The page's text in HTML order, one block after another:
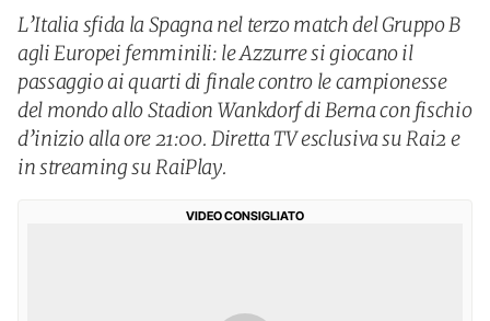
L’Italia sfida la Spagna nel terzo match del Gruppo B
agli Europei femminili: le Azzurre si giocano il
passaggio ai quarti di finale contro le campionesse
del mondo allo Stadion Wankdorf di Berna con fischio
d’inizio alla ore 21:00. Diretta TV esclusiva su Rai2 e
in streaming su RaiPlay.
VIDEO CONSIGLIATO